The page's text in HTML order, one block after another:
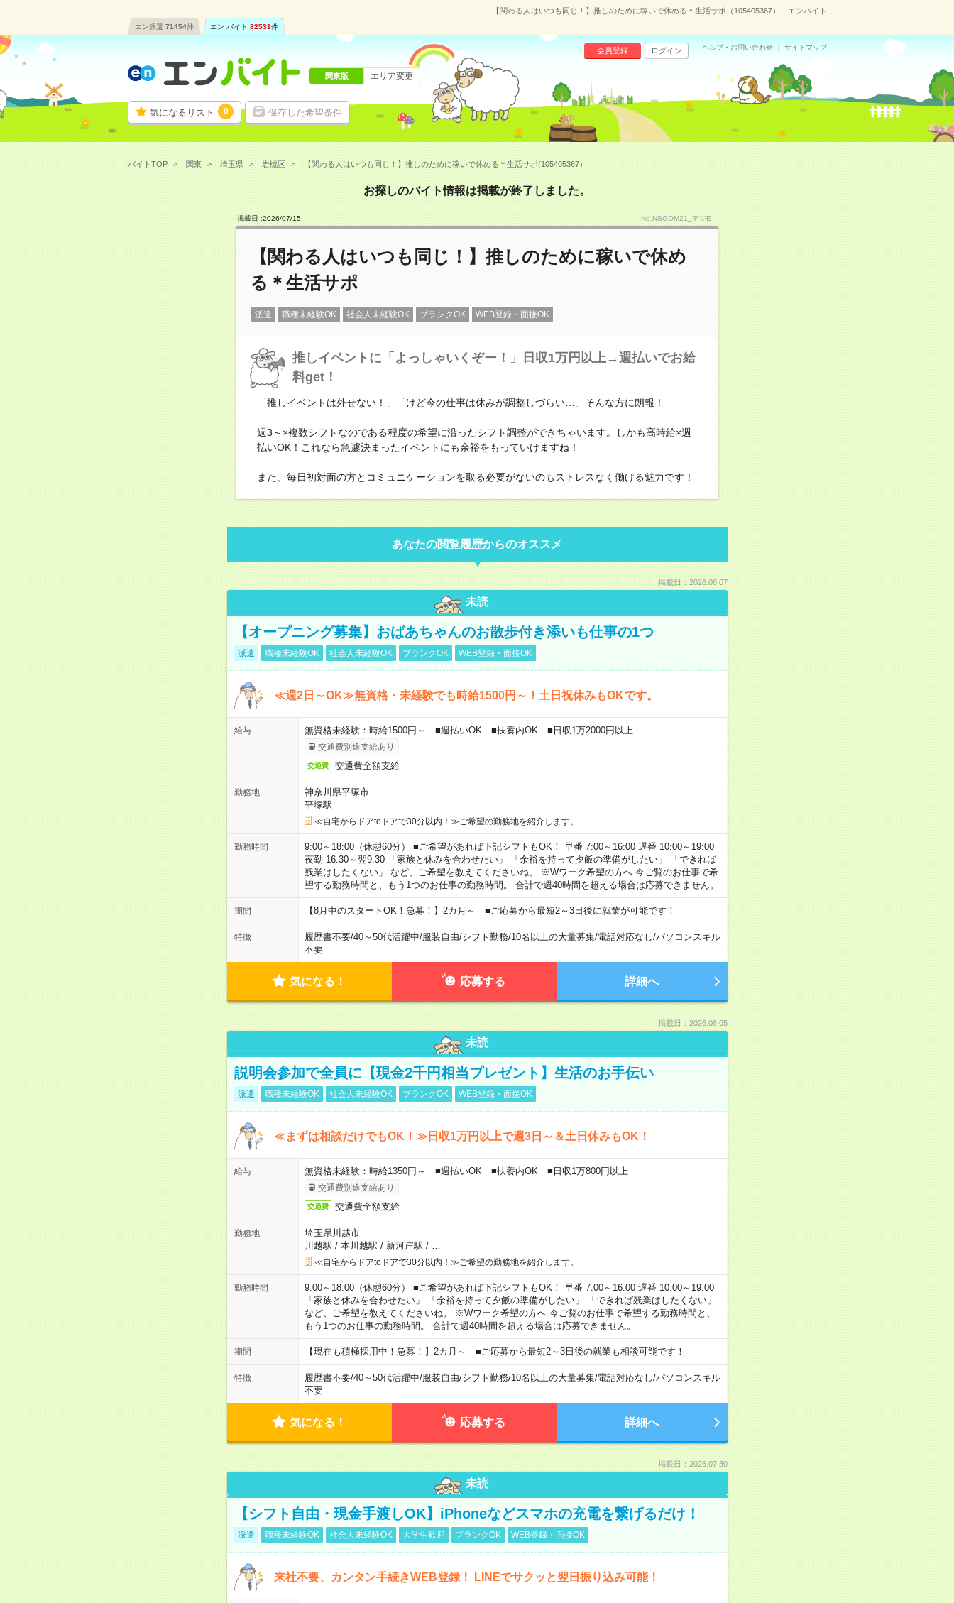
【関わる人はいつも同じ！】推しのために稼いで休める＊生活サポ（105405367）｜エンバイト
エン派遣 71454件 エン バイト 82531件
気になるリスト 0 保存した希望条件
会員登録 ログイン ヘルプ・お問い合わせ サイトマップ
関東版 エリア変更
バイトTOP 関東 埼玉県 岩槻区 【関わる人はいつも同じ！】推しのために稼いで休める＊生活サポ(105405367）
お探しのバイト情報は掲載が終了しました。
掲載日 :2026/07/15 No.NSGOM21_デジE
【関わる人はいつも同じ！】推しのために稼いで休め
る＊生活サポ
派遣 職種未経験OK 社会人未経験OK ブランクOK WEB登録・面接OK
推しイベントに「よっしゃいくぞー！」日収1万円以上→週払いでお給
料get！
「推しイベントは外せない！」「けど今の仕事は休みが調整しづらい…」そんな方に朗報！
週3～×複数シフトなのである程度の希望に沿ったシフト調整ができちゃいます。しかも高時給×週
払いOK！これなら急遽決まったイベントにも余裕をもっていけますね！
また、毎日初対面の方とコミュニケーションを取る必要がないのもストレスなく働ける魅力です！
あなたの閲覧履歴からのオススメ
掲載日：2026.08.07
未読
【オープニング募集】おばあちゃんのお散歩付き添いも仕事の1つ
派遣 職種未経験OK 社会人未経験OK ブランクOK WEB登録・面接OK
≪週2日～OK≫無資格・未経験でも時給1500円～！土日祝休みもOKです。
給与 無資格未経験：時給1500円～ ■週払いOK ■扶養内OK ■日収1万2000円以上
交通費別途支給あり
交通費 交通費全額支給
勤務地
神奈川県平塚市
平塚駅
≪自宅からドアtoドアで30分以内！≫ご希望の勤務地を紹介します。
勤務時間
9:00～18:00（休憩60分） ■ご希望があれば下記シフトもOK！ 早番 7:00～16:00 遅番 10:00～19:00
夜勤 16:30～翌9:30 「家族と休みを合わせたい」 「余裕を持って夕飯の準備がしたい」 「できれば
残業はしたくない」 など、ご希望を教えてくださいね。 ※Wワーク希望の方へ 今ご覧のお仕事で希
望する勤務時間と、もう1つのお仕事の勤務時間。 合計で週40時間を超える場合は応募できません。
期間 【8月中のスタートOK！急募！】2カ月～ ■ご応募から最短2～3日後に就業が可能です！
特徴 履歴書不要/40～50代活躍中/服装自由/シフト勤務/10名以上の大量募集/電話対応なし/パソコンスキル
不要
気になる！ 応募する 詳細へ
掲載日：2026.08.05
未読
説明会参加で全員に【現金2千円相当プレゼント】生活のお手伝い
派遣 職種未経験OK 社会人未経験OK ブランクOK WEB登録・面接OK
≪まずは相談だけでもOK！≫日収1万円以上で週3日～＆土日休みもOK！
給与 無資格未経験：時給1350円～ ■週払いOK ■扶養内OK ■日収1万800円以上
交通費別途支給あり
交通費 交通費全額支給
勤務地
埼玉県川越市
川越駅 / 本川越駅 / 新河岸駅 /
≪自宅からドアtoドアで30分以内！≫ご希望の勤務地を紹介します。
勤務時間
9:00～18:00（休憩60分） ■ご希望があれば下記シフトもOK！ 早番 7:00～16:00 遅番 10:00～19:00
「家族と休みを合わせたい」 「余裕を持って夕飯の準備がしたい」 「できれば残業はしたくない」
など、ご希望を教えてくださいね。 ※Wワーク希望の方へ 今ご覧のお仕事で希望する勤務時間と、
もう1つのお仕事の勤務時間。 合計で週40時間を超える場合は応募できません。
期間 【現在も積極採用中！急募！】2カ月～ ■ご応募から最短2～3日後の就業も相談可能です！
特徴 履歴書不要/40～50代活躍中/服装自由/シフト勤務/10名以上の大量募集/電話対応なし/パソコンスキル
不要
気になる！ 応募する 詳細へ
掲載日：2026.07.30
未読
【シフト自由・現金手渡しOK】iPhoneなどスマホの充電を繋げるだけ！
派遣 職種未経験OK 社会人未経験OK 大学生歓迎 ブランクOK WEB登録・面接OK
来社不要、カンタン手続きWEB登録！ LINEでサクッと翌日振り込み可能！